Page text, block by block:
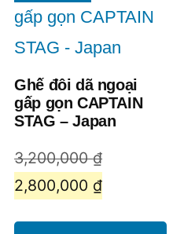
Ghế đôi dã ngoại
gấp gọn CAPTAIN
STAG – Japan
3,200,000₫Giá
gốc
2,800,000 ₫Giá